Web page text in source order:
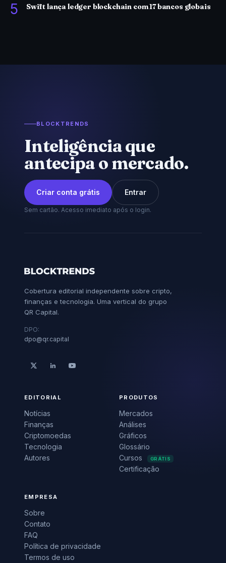
5 Swift lança ledger blockchain com 17 bancos globais
BLOCKTRENDS
Inteligência que
antecipa o mercado.
Criar conta grátis Entrar
Sem cartão. Acesso imediato após o login.
Cobertura editorial independente sobre cripto,
finanças e tecnologia. Uma vertical do grupo
QR Capital.
DPO:
dpo@qr.capital
EDITORIAL
Notícias
Finanças
Criptomoedas
Tecnologia
Autores
PRODUTOS
Mercados
Análises
Gráficos
Glossário
Cursos
GRÁTIS
Certificação
EMPRESA
Sobre
Contato
FAQ
Política de privacidade
Termos de uso